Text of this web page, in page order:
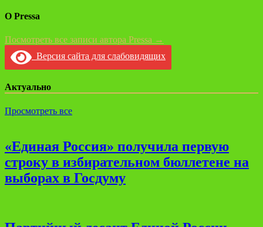
О Pressa
Посмотреть все записи автора Pressa →
Версия сайта для слабовидящих
Актуально
Просмотреть все
«Единая Россия» получила первую
строку в избирательном бюллетене на
выборах в Госдуму